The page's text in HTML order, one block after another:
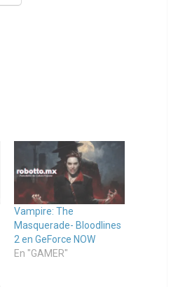
Vampire: The
Masquerade- Bloodlines
2 en GeForce NOW
En "GAMER"